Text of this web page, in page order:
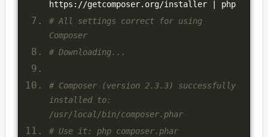
https ://getcomposer. org/installer
php
# All settings correct for using
Composer
# Downloading...
# Composer (version 2.3.3) successfully
installed to:
/usr/local/bin/composer.phar
# Use it: php composer.phar